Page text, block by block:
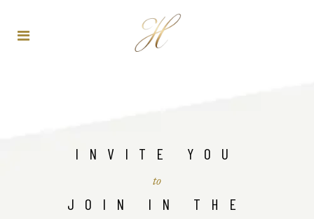
INVITE YOU
to
JOIN IN THE